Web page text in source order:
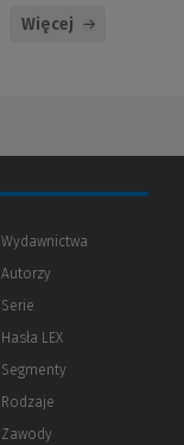
Więcej
Wydawnictwa
Autorzy
Serie
Hasła LEX
Segmenty
Rodzaje
Zawody